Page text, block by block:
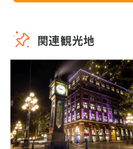
関連観光地